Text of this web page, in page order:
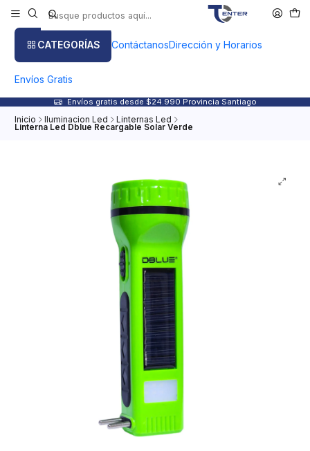
CATEGORÍAS ContáctanosDirección y Horarios
Envíos Gratis
Envíos gratis desde $24.990 Provincia Santiago
Inicio Iluminacion Led Linternas Led
Linterna Led Dblue Recargable Solar Verde